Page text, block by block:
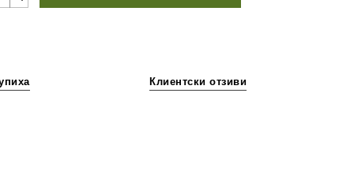
Клиентски отзиви